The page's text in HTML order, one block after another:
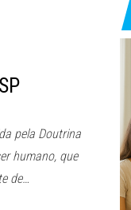
pela Doutrina
humano, que
de…